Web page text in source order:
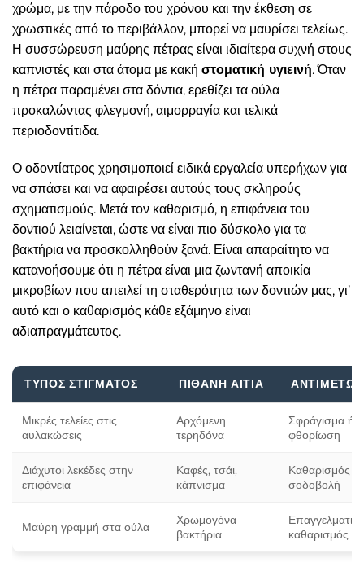
χρώμα, με την πάροδο του χρόνου και την έκθεση σε
χρωστικές από το περιβάλλον, μπορεί να μαυρίσει τελείως.
Η συσσώρευση μαύρης πέτρας είναι ιδιαίτερα συχνή στους
καπνιστές και στα άτομα με κακή στοματική υγιεινή. Όταν
η πέτρα παραμένει στα δόντια, ερεθίζει τα ούλα
προκαλώντας φλεγμονή, αιμορραγία και τελικά
περιοδοντίτιδα.
Ο οδοντίατρος χρησιμοποιεί ειδικά εργαλεία υπερήχων για
να σπάσει και να αφαιρέσει αυτούς τους σκληρούς
σχηματισμούς. Μετά τον καθαρισμό, η επιφάνεια του
δοντιού λειαίνεται, ώστε να είναι πιο δύσκολο για τα
βακτήρια να προσκολληθούν ξανά. Είναι απαραίτητο να
κατανοήσουμε ότι η πέτρα είναι μια ζωντανή αποικία
μικροβίων που απειλεί τη σταθερότητα των δοντιών μας, γι’
αυτό και ο καθαρισμός κάθε εξάμηνο είναι
αδιαπραγμάτευτος.
ΤΎΠΟΣ ΣΤΊΓΜΑΤΟΣ ΠΙΘΑΝΉ ΑΙΤΊΑ
Μικρές τελείες στις
αυλακώσεις
Αρχόμενη
τερηδόνα
Σφράγισμα ή
φθορίωση
Διάχυτοι λεκέδες στην
επιφάνεια
Καφές, τσάι,
κάπνισμα
Καθαρισμός &
σοδοβολή
Μαύρη γραμμή στα ούλα
Χρωμογόνα
βακτήρια
καθαρισμός